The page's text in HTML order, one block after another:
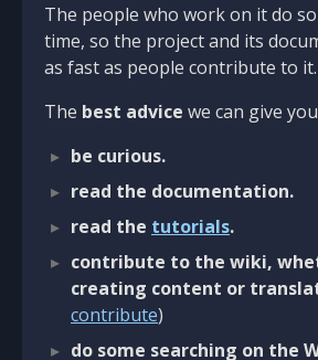
The people who work on it do
time, so the project and its
as fast as people contribute to it.
The best advice we can give
be curious.
read the documentation.
read the tutorials.
contribute to the wiki,
creating content or
contribute)
do some searching on the